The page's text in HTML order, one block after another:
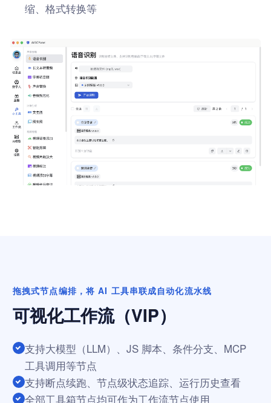
缩、格式转换等
拖拽式节点编排，将 AI 工具串联成自动化流水线
可视化工作流（VIP）
支持大模型（LLM）、JS 脚本、条件分支、MCP
工具调用等节点
支持断点续跑、节点级状态追踪、运行历史查看
全部工具箱节点均可作为工作流节点使用